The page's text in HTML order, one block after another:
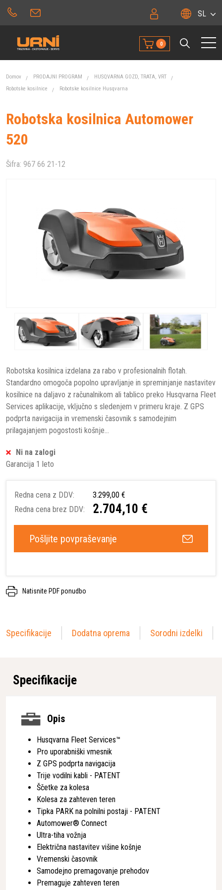
SL
0
Domov PRODAJNI PROGRAM
HUSQVARNA GOZD, TRATA, VRT
Robotske kosilnice
Robotske kosilnice Husqvarna
Robotska kosilnica Automower
520
Šifra: 967 66 21-12
Robotska kosilnica izdelana za rabo v profesionalnih flotah.
Standardno omogoča popolno upravljanje in spreminjanje nastavitev
kosilnice na daljavo z računalnikom ali tablico preko Husqvarna Fleet
Services aplikacije, vključno s sledenjem v primeru kraje. Z GPS
podprta navigacija in vremenski časovnik s samodejnim
prilagajanjem pogostosti košnje...
Ni na zalogi
Garancija 1 leto
Redna cena z DDV:
3.299,00 €
Redna cena brez DDV:
2.704,10 €
Pošljite povpraševanje
Natisnite PDF ponudbo
Specifikacije Dodatna oprema Sorodni izdelki
Specifikacije
Opis
Husqvarna Fleet Services™
Pro uporabniški vmesnik
Z GPS podprta navigacija
Trije vodilni kabli - PATENT
Ščetke za kolesa
Kolesa za zahteven teren
Tipka PARK na polnilni postaji - PATENT
Automower® Connect
Ultra-tiha vožnja
Električna nastavitev višine košnje
Vremenski časovnik
Samodejno premagovanje prehodov
Premaguje zahteven teren